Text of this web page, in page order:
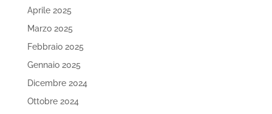
Aprile 2025
Marzo 2025
Febbraio 2025
Gennaio 2025
Dicembre 2024
Ottobre 2024